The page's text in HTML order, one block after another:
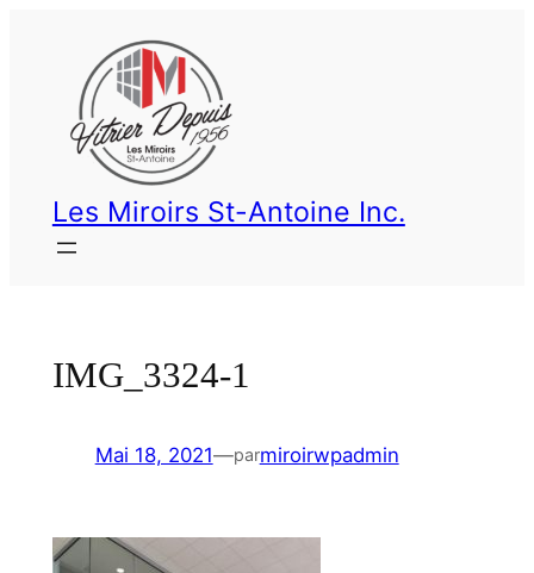
Les Miroirs St-Antoine Inc.
IMG_3324-1
Mai 18, 2021—parmiroirwpadmin